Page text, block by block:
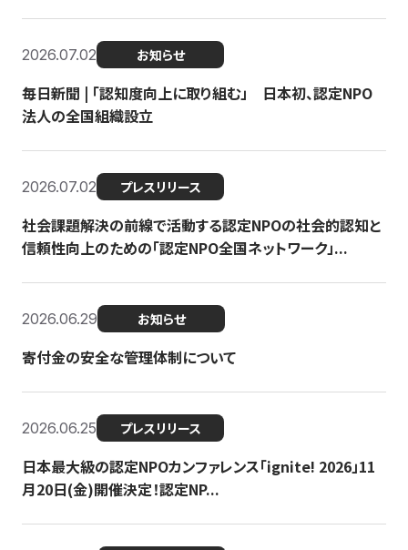
2026.07.02 お知らせ
毎日新聞 | 「認知度向上に取り組む」 日本初、認定NPO
法人の全国組織設立
2026.07.02 プレスリリース
社会課題解決の前線で活動する認定NPOの社会的認知と
信頼性向上のための「認定NPO全国ネットワーク」...
2026.06.29 お知らせ
寄付金の安全な管理体制について
2026.06.25 プレスリリース
日本最大級の認定NPOカンファレンス「ignite! 2026」11
月20日(金)開催決定！認定NP...